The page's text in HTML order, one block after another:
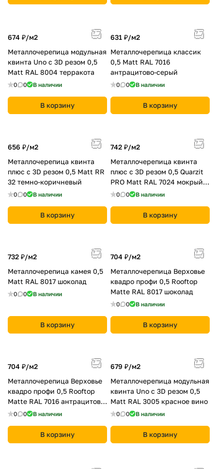
674 ₽/м2
Металлочерепица модульная
квинта Uno c 3D резом 0,5
Мatt RAL 8004 терракота
0 0 В наличии
В корзину
631 ₽/м2
Металлочерепица классик
0,5 Мatt RAL 7016
антрацитово-серый
0 0 В наличии
В корзину
656 ₽/м2
Металлочерепица квинта
плюс c 3D резом 0,5 Мatt RR
32 темно-коричневый
0 0 В наличии
В корзину
742 ₽/м2
Металлочерепица квинта
плюс c 3D резом 0,5 Quarzit
PRO Matt RAL 7024 мокрый
асфальт
0 0 В наличии
В корзину
732 ₽/м2
Металлочерепица камея 0,5
Мatt RAL 8017 шоколад
0 0 В наличии
В корзину
704 ₽/м2
Металлочерепица Верховье
квадро профи 0,5 Rooftop
Matte RAL 8017 шоколад
0 0 В наличии
В корзину
704 ₽/м2
Металлочерепица Верховье
квадро профи 0,5 Rooftop
Matte RAL 7016 антрацитово-
серый
0 0 В наличии
В корзину
679 ₽/м2
Металлочерепица модульная
квинта Uno c 3D резом 0,5
Мatt RAL 3005 красное вино
0 0 В наличии
В корзину